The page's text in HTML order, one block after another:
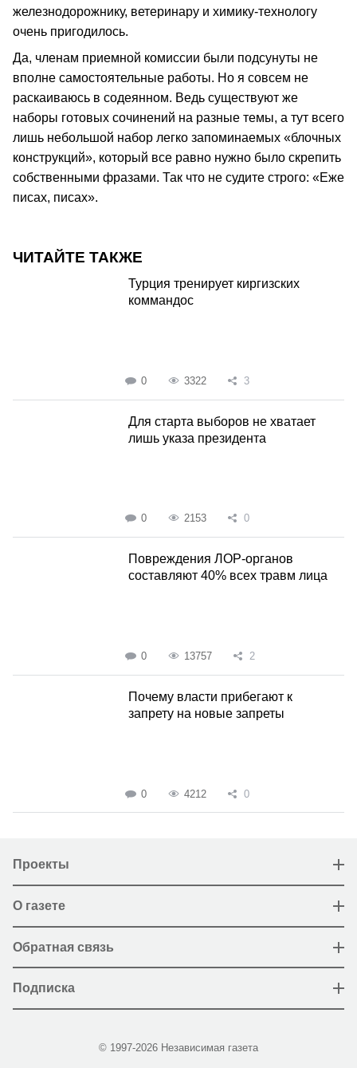
железнодорожнику, ветеринару и химику-технологу
очень пригодилось.
Да, членам приемной комиссии были подсунуты не
вполне самостоятельные работы. Но я совсем не
раскаиваюсь в содеянном. Ведь существуют же
наборы готовых сочинений на разные темы, а тут всего
лишь небольшой набор легко запоминаемых «блочных
конструкций», который все равно нужно было скрепить
собственными фразами. Так что не судите строго: «Еже
писах, писах».
ЧИТАЙТЕ ТАКЖЕ
Турция тренирует киргизских
коммандос
0 3322 3
Для старта выборов не хватает
лишь указа президента
0 2153 0
Повреждения ЛОР-органов
составляют 40% всех травм лица
0 13757 2
Почему власти прибегают к
запрету на новые запреты
0 4212 0
Проекты
О газете
Обратная связь
Подписка
© 1997-2026 Независимая газета